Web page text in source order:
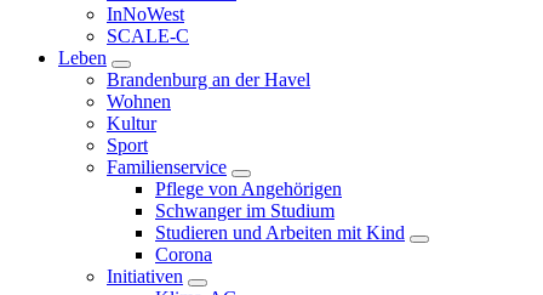
InNoWest
SCALE-C
Leben
Brandenburg an der Havel
Wohnen
Kultur
Sport
Familienservice
Pflege von Angehörigen
Schwanger im Studium
Studieren und Arbeiten mit Kind
Corona
Initiativen